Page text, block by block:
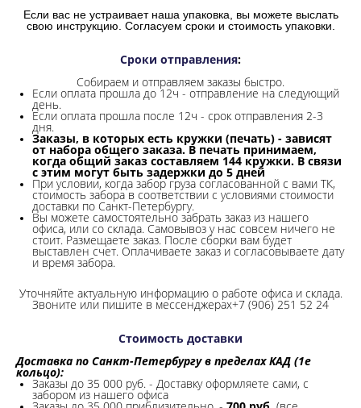
Если вас не устраивает наша упаковка, вы можете выслать
свою инструкцию. Согласуем сроки и стоимость упаковки.
Сроки отправления:
Собираем и отправляем заказы быстро.
Если оплата прошла до 12ч - отправление на следующий
день.
Если оплата прошла после 12ч - срок отправления 2-3
дня.
Заказы, в которых есть кружки (печать) - зависят
от набора общего заказа. В печать принимаем,
когда общий заказ составляем 144 кружки. В связи
с этим могут быть задержки до 5 дней
При условии, когда забор груза согласованной с вами ТК,
стоимость забора в соответствии с условиями стоимости
доставки по Санкт-Петербургу.
Вы можете самостоятельно забрать заказ из нашего
офиса, или со склада. Самовывоз у нас совсем ничего не
стоит. Размещаете заказ. После сборки вам будет
выставлен счет. Оплачиваете заказ и согласовываете дату
и время забора.
Уточняйте актуальную информацию о работе офиса и склада.
Звоните или пишите в мессенджерах+7 (906) 251 52 24
Стоимость доставки
Доставка по Санкт-Петербургу в пределах КАД (1е
кольцо):
Заказы до 35 000 руб. - Доставку оформляете сами, с
забором из нашего офиса